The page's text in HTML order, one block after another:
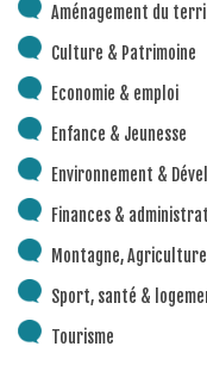
Aménagement du
Culture & Patrimoine
Economie & emploi
Enfance & Jeunesse
Environnement &
Finances &
Montagne,
Sport, santé &
Tourisme